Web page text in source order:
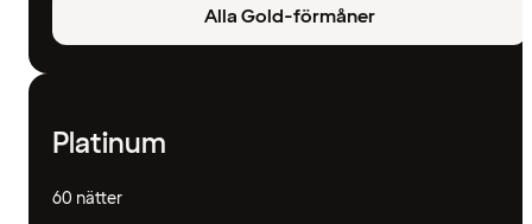
Alla Gold-förmåner
Platinum
60 nätter